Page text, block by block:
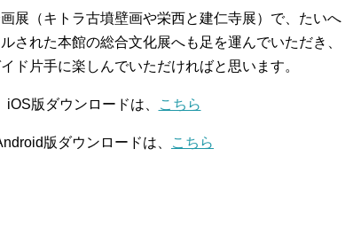
展（キトラ古墳壁画や栄西と建仁寺展）で、たいへ
された本館の総合文化展へも足を運んでいただき、
ド片手に楽しんでいただければと思います。
iOS版ダウンロードは、 こちら
版ダウンロードは、 こちら